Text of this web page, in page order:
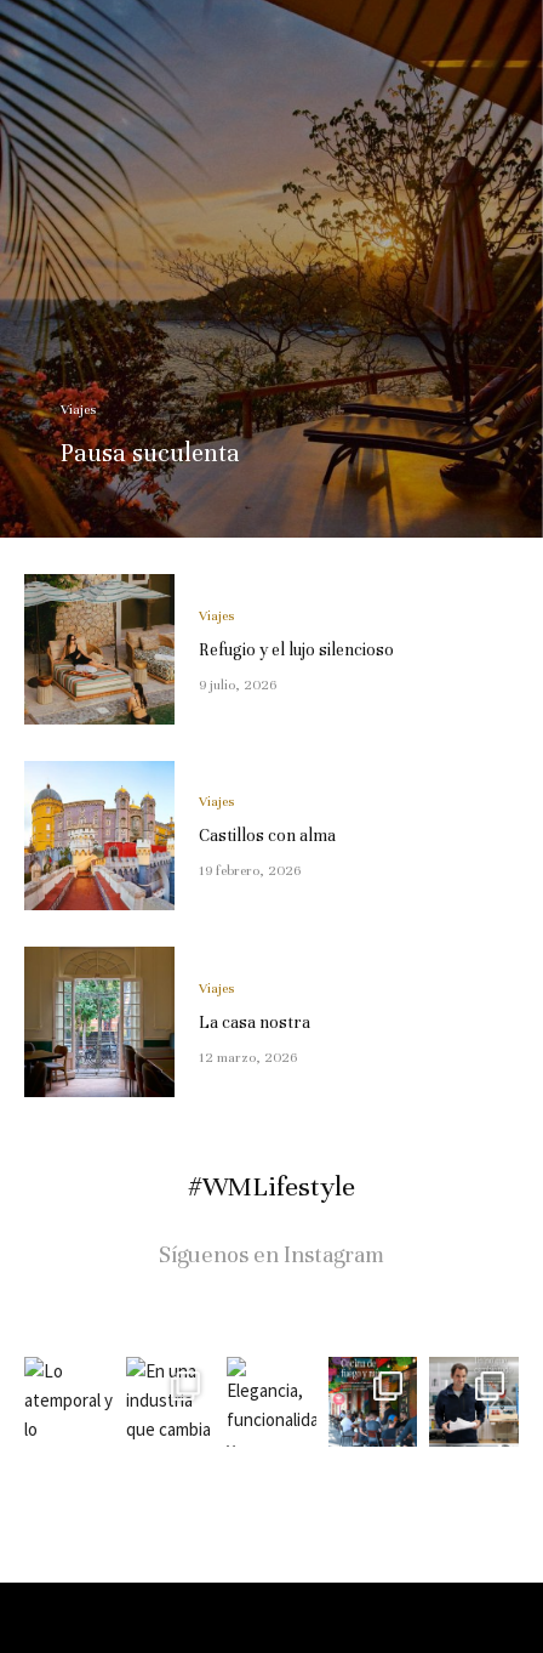
Viajes
Pausa suculenta
Viajes
Refugio y el lujo silencioso
9 julio, 2026
Viajes
Castillos con alma
19 febrero, 2026
Viajes
La casa nostra
12 marzo, 2026
#WMLifestyle
Síguenos en Instagram